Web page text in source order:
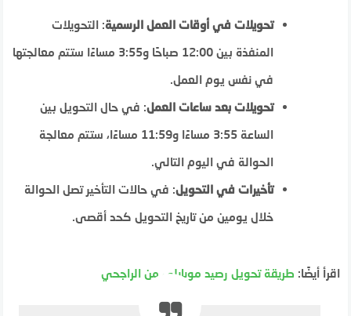
تحويلات في أوقات العمل الرسمية: التحويلات
المنفذة بين 12:00 صباحًا و3:55 مساءًا ستتم معالجتها
في نفس يوم العمل.
تحويلات بعد ساعات العمل: في حال التحويل بين
الساعة 3:55 مساءًا و11:59 مساءًا، ستتم معالجة
الحوالة في اليوم التالي.
تأخيرات في التحويل: في حالات التأخير تصل الحوالة
خلال يومين من تاريخ التحويل كحد أقصى.
اقرأ أيضًا: طريقة تحويل رصيد موبايلي من الراجحي